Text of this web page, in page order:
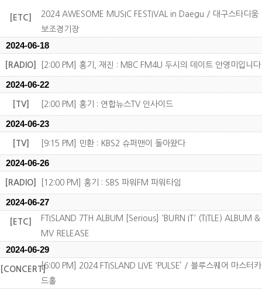
[ETC]
2024 AWESOME MUSIC FESTIVAL in Daegu / 대구스타디움
보조경기장
2024-06-18
[RADIO] [2:00 PM] 홍기, 재진 : MBC FM4U 두시의 데이트 안영미입니다
2024-06-22
[TV] [2:00 PM] 홍기 : 연합뉴스TV 인사이드
2024-06-23
[TV] [9:15 PM] 민환 : KBS2 슈퍼맨이 돌아왔다
2024-06-26
[RADIO] [12:00 PM] 홍기 : SBS 파워FM 파워타임
2024-06-27
[ETC]
FTISLAND 7TH ALBUM [Serious] 'BURN IT' (TITLE) ALBUM &
MV RELEASE
2024-06-29
[CONCERT][6:00 PM] 2024 FTISLAND LIVE ‘PULSE’ / 블루스퀘어 마스터카
드홀